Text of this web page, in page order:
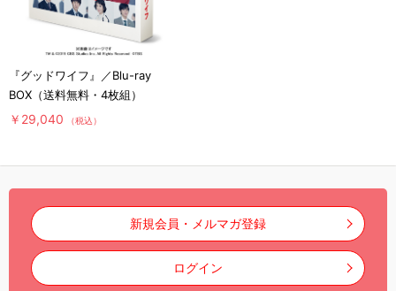
『グッドワイフ』／Blu-ray
BOX（送料無料・4枚組）
￥29,040 （税込）
新規会員・メルマガ登録
ログイン